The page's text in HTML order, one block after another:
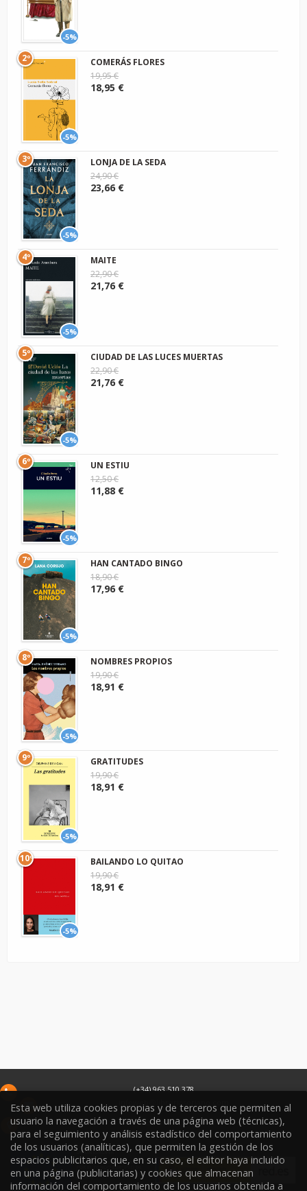
-5%
-5%
2º
COMERÁS FLORES
19,95 €
18,95 €
-5%
3º
LONJA DE LA SEDA
24,90 €
23,66 €
-5%
4º
MAITE
22,90 €
21,76 €
-5%
5º
CIUDAD DE LAS LUCES MUERTAS
22,90 €
21,76 €
-5%
6º
UN ESTIU
12,50 €
11,88 €
-5%
7º
HAN CANTADO BINGO
18,90 €
17,96 €
-5%
8º
NOMBRES PROPIOS
19,90 €
18,91 €
-5%
9º
GRATITUDES
19,90 €
18,91 €
-5%
10º
BAILANDO LO QUITAO
19,90 €
18,91 €
(+34) 963 510 378
infoweb@libreriasoriano.com
C/ Xàtiva 15
46002 Valencia España
Esta web utiliza cookies propias y de terceros que permiten al
usuario la navegación a través de una página web (técnicas),
para el seguimiento y análisis estadístico del comportamiento
de los usuarios (analíticas), que permiten la gestión de los
espacios publicitarios que, en su caso, el editor haya incluido
en una página (publicitarias) y cookies que almacenan
información del comportamiento de los usuarios obtenida a